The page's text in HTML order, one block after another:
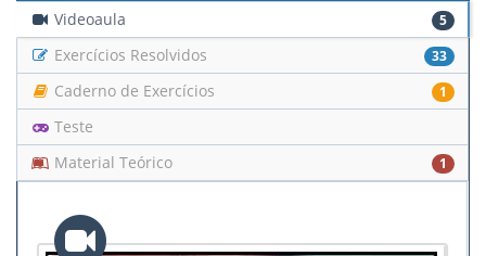
Videoaula 5
Exercícios Resolvidos 33
Caderno de Exercícios 1
Teste
Material Teórico
1